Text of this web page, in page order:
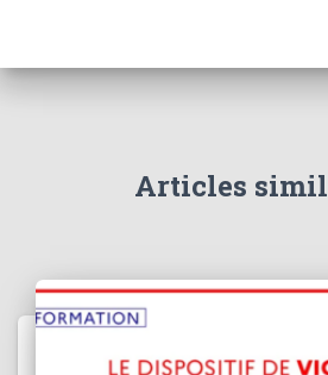
Articles